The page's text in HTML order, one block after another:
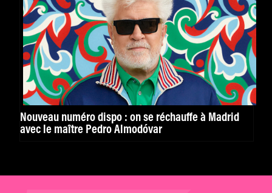
Nouveau numéro dispo : on se réchauffe à Madrid
avec le maître Pedro Almodóvar